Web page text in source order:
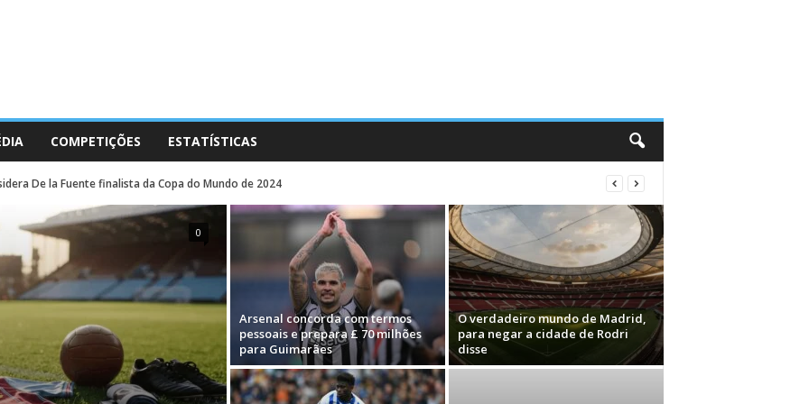
COMPETIÇÕES ESTATÍSTICAS
De la Fuente finalista da Copa do Mundo de 2024
0
Arsenal concorda com termos
pessoais e prepara £ 70 milhões
para Guimarães
O verdadeiro mundo de Madrid,
para negar a cidade de Rodri
disse